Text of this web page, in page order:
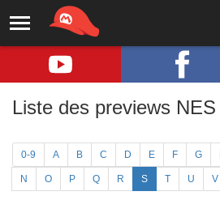
Liste des previews NES
0-9 A B C D E F G
N O P Q R S T U V